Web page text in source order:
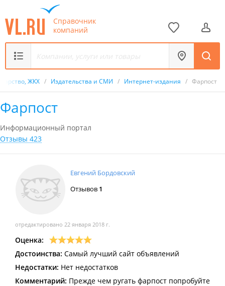
Справочник
компаний
ЖКХ / Издательства и СМИ / Интернет-издания / Фарпост
Фарпост
Информационный портал
Отзывы 423
Евгений Бордовский
Отзывов 1
отредактировано 22 января 2018 г.
Оценка:
Достоинства: Самый лучший сайт объявлений
Недостатки: Нет недостатков
Комментарий: Прежде чем ругать фарпост попробуйте